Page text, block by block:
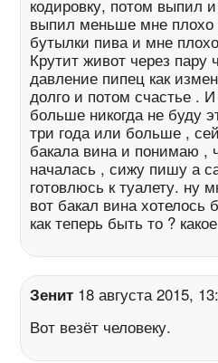
кодировку, потом выпил
выпил меньше мне плохо
бутылки пива и мне
Крутит живот через пару
давление пипец как
долго и потом счастье .
больше никогда не буду
три года или больше ,
бакала вина и понимаю ,
началась , сижу пишу а
готовлюсь к туалету. ну
вот бакал вина хотелось
как теперь быть то ?
Зенит 18 августа 2015,
Вот везёт человеку.